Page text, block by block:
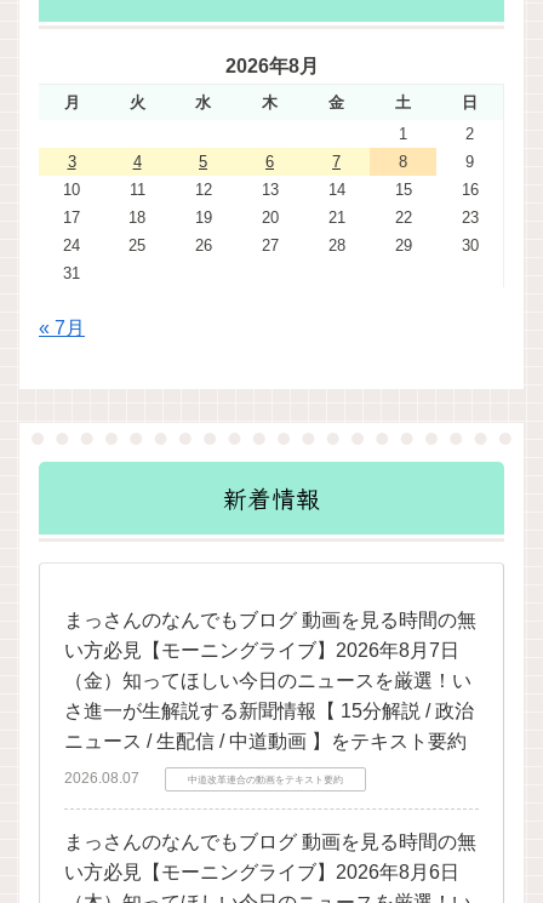
2026年8月
月 火 水 木 金 土
日
1
2
3
4 5 6 7 8
9
10
11 12 13 14 15
16
17
18 19 20 21 22
23
24
25 26 27 28 29
30
31
« 7月
新着情報
まっさんのなんでもブログ 動画を見る時間の無
い方必見【モーニングライブ】2026年8月7日
（金）知ってほしい今日のニュースを厳選！い
さ進一が生解説する新聞情報【 15分解説 / 政治
ニュース / 生配信 / 中道動画 】をテキスト要約
2026.08.07 中道改革連合の動画をテキスト要約
まっさんのなんでもブログ 動画を見る時間の無
い方必見【モーニングライブ】2026年8月6日